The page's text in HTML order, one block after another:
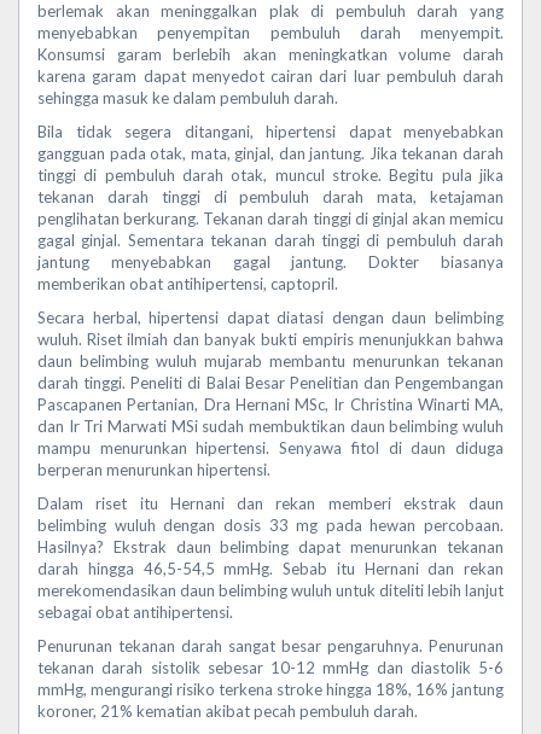
berlemak akan meninggalkan plak di pembuluh darah yang
menyebabkan penyempitan pembuluh darah menyempit.
Konsumsi garam berlebih akan meningkatkan volume darah
karena garam dapat menyedot cairan dari luar pembuluh darah
sehingga masuk ke dalam pembuluh darah.
Bila tidak segera ditangani, hipertensi dapat menyebabkan
gangguan pada otak, mata, ginjal, dan jantung. Jika tekanan darah
tinggi di pembuluh darah otak, muncul stroke. Begitu pula jika
tekanan darah tinggi di pembuluh darah mata, ketajaman
penglihatan berkurang. Tekanan darah tinggi di ginjal akan memicu
gagal ginjal. Sementara tekanan darah tinggi di pembuluh darah
jantung menyebabkan gagal jantung. Dokter biasanya
memberikan obat antihipertensi, captopril.
Secara herbal, hipertensi dapat diatasi dengan daun belimbing
wuluh. Riset ilmiah dan banyak bukti empiris menunjukkan bahwa
daun belimbing wuluh mujarab membantu menurunkan tekanan
darah tinggi. Peneliti di Balai Besar Penelitian dan Pengembangan
Pascapanen Pertanian, Dra Hernani MSc, Ir Christina Winarti MA,
dan Ir Tri Marwati MSi sudah membuktikan daun belimbing wuluh
mampu menurunkan hipertensi. Senyawa fitol di daun diduga
berperan menurunkan hipertensi.
Dalam riset itu Hernani dan rekan memberi ekstrak daun
belimbing wuluh dengan dosis 33 mg pada hewan percobaan.
Hasilnya? Ekstrak daun belimbing dapat menurunkan tekanan
darah hingga 46,5-54,5 mmHg. Sebab itu Hernani dan rekan
merekomendasikan daun belimbing wuluh untuk diteliti lebih lanjut
sebagai obat antihipertensi.
Penurunan tekanan darah sangat besar pengaruhnya. Penurunan
tekanan darah sistolik sebesar 10-12 mmHg dan diastolik 5-6
mmHg, mengurangi risiko terkena stroke hingga 18%, 16% jantung
koroner, 21% kematian akibat pecah pembuluh darah.